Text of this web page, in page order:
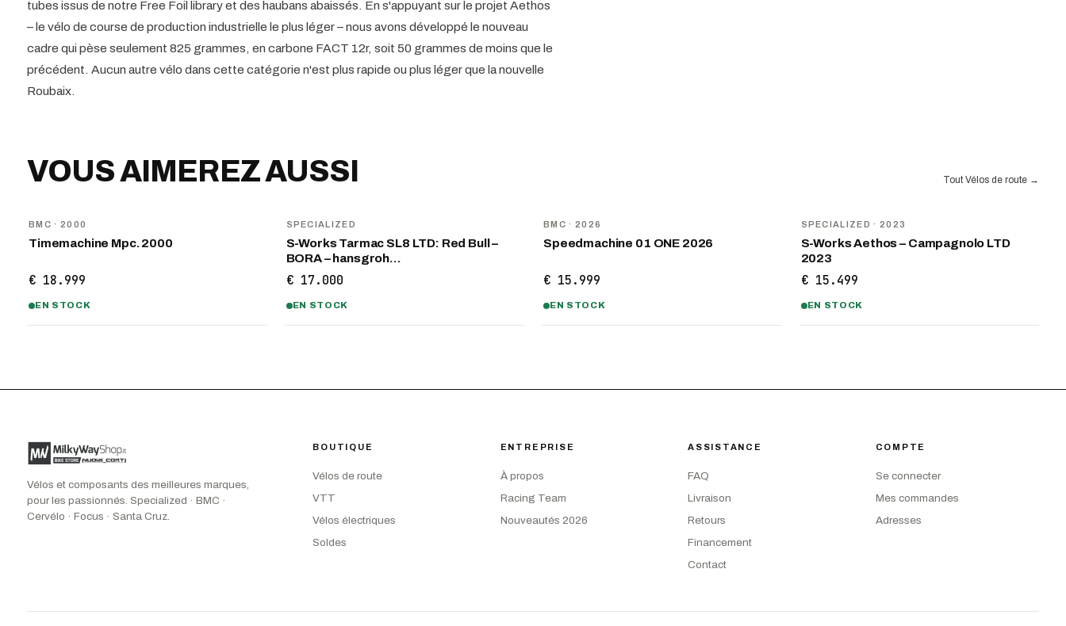
tubes issus de notre Free Foil library et des haubans abaissés. En s'appuyant sur le projet Aethos
– le vélo de course de production industrielle le plus léger – nous avons développé le nouveau
cadre qui pèse seulement 825 grammes, en carbone FACT 12r, soit 50 grammes de moins que le
précédent. Aucun autre vélo dans cette catégorie n'est plus rapide ou plus léger que la nouvelle
Roubaix.
VOUS AIMEREZ AUSSI Tout Vélos de route →
BMC · 2000
Timemachine Mpc. 2000
€ 18.999
EN STOCK
SPECIALIZED
S-Works Tarmac SL8 LTD: Red Bull –
BORA – hansgroh…
€ 17.000
EN STOCK
BMC · 2026
Speedmachine 01 ONE 2026
€ 15.999
EN STOCK
SPECIALIZED · 2023
S-Works Aethos – Campagnolo LTD
2023
€ 15.499
EN STOCK
Vélos et composants des meilleures marques,
pour les passionnés. Specialized · BMC ·
Cervélo · Focus · Santa Cruz.
BOUTIQUE
Vélos de route
VTT
Vélos électriques
Soldes
ENTREPRISE
À propos
Racing Team
Nouveautés 2026
ASSISTANCE
FAQ
Livraison
Retours
Financement
Contact
COMPTE
Se connecter
Mes commandes
Adresses